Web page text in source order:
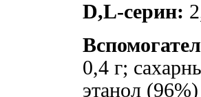
D,L-серин:
0,4 г;
этанол